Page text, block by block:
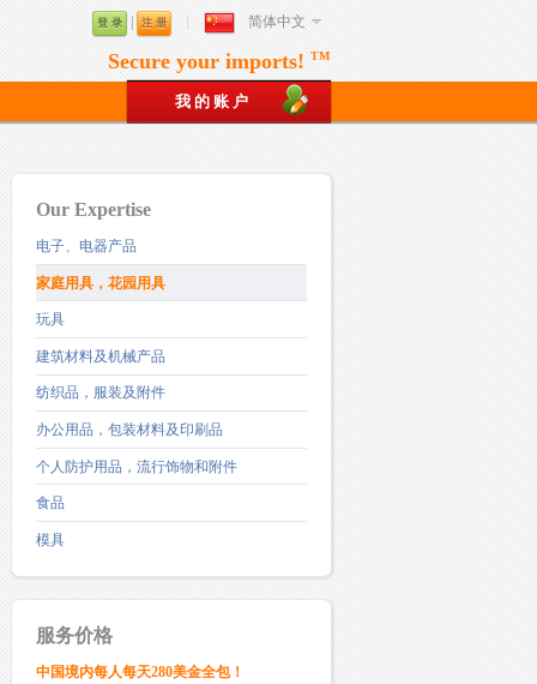
登 录 注 册 简体中文
Secure your imports! TM
我 的 账 户
Our Expertise
电子、电器产品
家庭用具，花园用具
玩具
建筑材料及机械产品
纺织品，服装及附件
办公用品，包装材料及印刷品
个人防护用品，流行饰物和附件
食品
模具
服务价格
中国境内每人每天280美金全包！